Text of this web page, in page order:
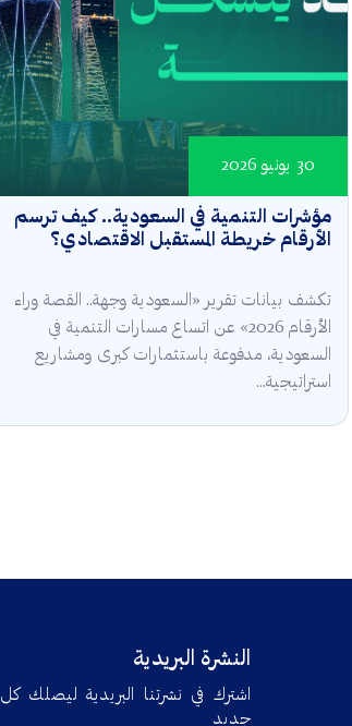
مؤشرات التنمية في السعودية.. كيف ترسم
الأرقام خريطة المستقبل الاقتصادي؟
30 يونيو 2026
تكشف بيانات تقرير «السعودية وجهة.. القصة وراء
الأرقام 2026» عن اتساع مسارات التنمية في
السعودية، مدفوعة باستثمارات كبرى ومشاريع
استراتيجية...
النشرة البريدية
اشترك في نشرتنا البريدية ليصلك كل
جديد